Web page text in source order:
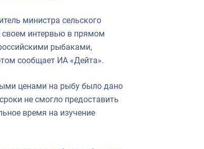
министра сельского
интервью в прямом
рыбаками,
сообщает ИА «Дейта».
ценами на рыбу было дано
не смогло предоставить
время на изучение